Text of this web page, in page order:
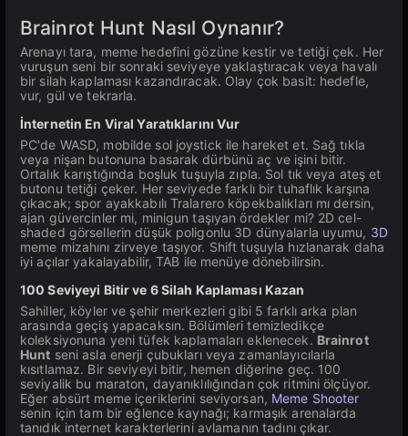
Brainrot Hunt Nasıl Oynanır?
Arenayı tara, meme hedefini gözüne kestir ve tetiği çek. Her
vuruşun seni bir sonraki seviyeye yaklaştıracak veya havalı
bir silah kaplaması kazandıracak. Olay çok basit: hedefle,
vur, gül ve tekrarla.
İnternetin En Viral Yaratıklarını Vur
PC'de WASD, mobilde sol joystick ile hareket et. Sağ tıkla
veya nişan butonuna basarak dürbünü aç ve işini bitir.
Ortalık karıştığında boşluk tuşuyla zıpla. Sol tık veya ateş et
butonu tetiği çeker. Her seviyede farklı bir tuhaflık karşına
çıkacak; spor ayakkabılı Tralarero köpekbalıkları mı dersin,
ajan güvercinler mi, minigun taşıyan ördekler mi? 2D cel-
shaded görsellerin düşük poligonlu 3D dünyalarla uyumu, 3D
meme mizahını zirveye taşıyor. Shift tuşuyla hızlanarak daha
iyi açılar yakalayabilir, TAB ile menüye dönebilirsin.
100 Seviyeyi Bitir ve 6 Silah Kaplaması Kazan
Sahiller, köyler ve şehir merkezleri gibi 5 farklı arka plan
arasında geçiş yapacaksın. Bölümleri temizledikçe
koleksiyonuna yeni tüfek kaplamaları eklenecek. Brainrot
Hunt seni asla enerji çubukları veya zamanlayıcılarla
kısıtlamaz. Bir seviyeyi bitir, hemen diğerine geç. 100
seviyalik bu maraton, dayanıklılığından çok ritmini ölçüyor.
Eğer absürt meme içeriklerini seviyorsan, Meme Shooter
senin için tam bir eğlence kaynağı; karmaşık arenalarda
tanıdık internet karakterlerini avlamanın tadını çıkar.